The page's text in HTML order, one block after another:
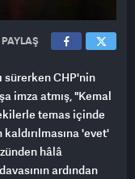
PAYLAŞ
sürerken CHP'nin
imza atmış, "Kemal
temas içinde
'evet'
hâlâ
ardından